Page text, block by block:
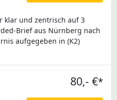
klar und zentrisch auf 3
Brief aus Nürnberg nach
aufgegeben in (K2)
80,- €*